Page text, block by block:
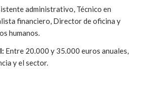
administrativo, Técnico en
financiero, Director de oficina y
humanos.
Entre 20.000 y 35.000 euros anuales,
y el sector.